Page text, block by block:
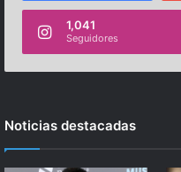
1,041
Seguidores
Noticias destacadas